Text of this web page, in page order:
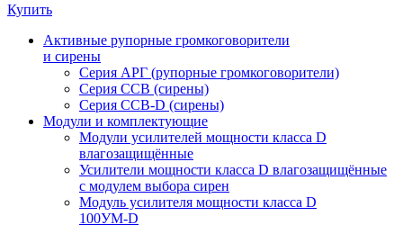
Купить
Активные рупорные громкоговорители
и сирены
Серия АРГ (рупорные громкоговорители)
Серия ССВ (сирены)
Серия ССВ-D (сирены)
Модули и комплектующие
Модули усилителей мощности класса D
влагозащищённые
Усилители мощности класса D влагозащищённые
с модулем выбора сирен
Модуль усилителя мощности класса D
100УМ-D